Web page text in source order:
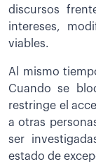
discursos
intereses,
viables.
Al mismo
Cuando se
restringe el
a otras
ser
estado de